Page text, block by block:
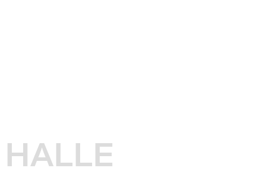
HALLE